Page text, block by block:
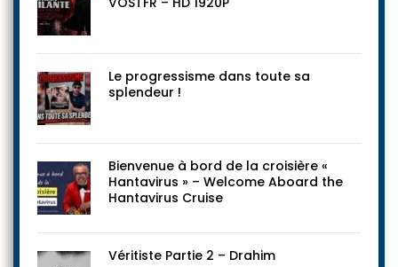
Le progressisme dans toute sa
splendeur !
Bienvenue à bord de la croisière «
Hantavirus » – Welcome Aboard the
Hantavirus Cruise
Véritiste Partie 2 – Drahim